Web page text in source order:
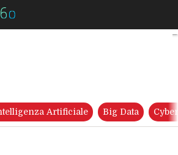
Trasformazione digitale per
Artificiale Big Data